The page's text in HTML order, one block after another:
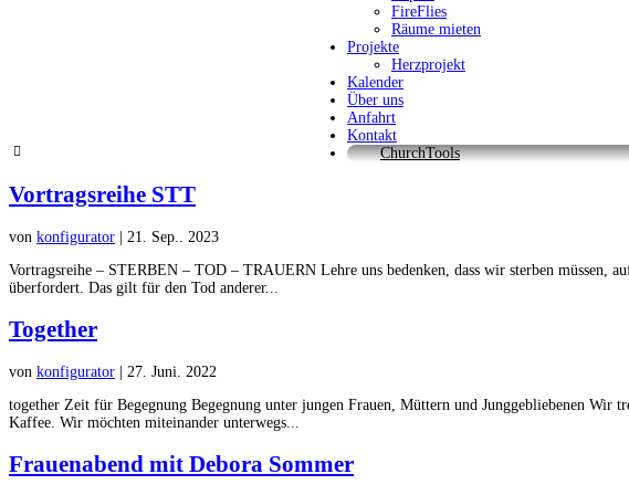
FireFlies
Räume mieten
Projekte
Herzprojekt
Kalender
Über uns
Anfahrt
Kontakt
ChurchTools
Vortragsreihe STT
von konfigurator
21. Sep.. 2023
Vortragsreihe – STERBEN – TOD – TRAUERN Lehre uns bedenken, dass wir sterben müssen,
überfordert. Das gilt für den Tod anderer...
Together
von konfigurator | 27. Juni. 2022
together Zeit für Begegnung Begegnung unter jungen Frauen, Müttern und Junggebliebenen
Kaffee. Wir möchten miteinander unterwegs...
Frauenabend mit Debora Sommer